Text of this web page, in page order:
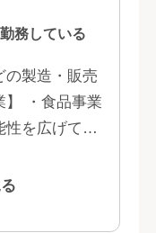
務している
の製造・販売
】 ・食品事業
性を広げてい
事業（40の